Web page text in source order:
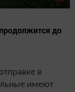
до
в
имеют